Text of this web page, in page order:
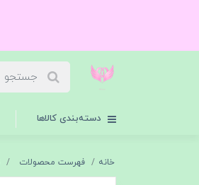
دسته‌بندی کالاها
خانه فهرست محصولات